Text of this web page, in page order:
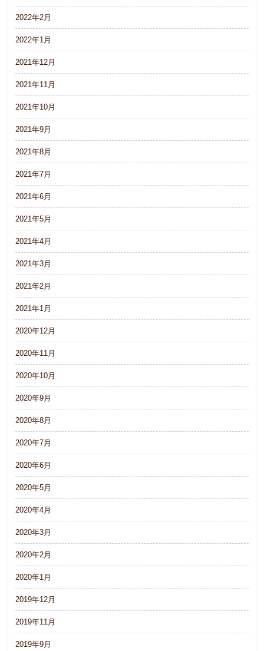
2022年2月
2022年1月
2021年12月
2021年11月
2021年10月
2021年9月
2021年8月
2021年7月
2021年6月
2021年5月
2021年4月
2021年3月
2021年2月
2021年1月
2020年12月
2020年11月
2020年10月
2020年9月
2020年8月
2020年7月
2020年6月
2020年5月
2020年4月
2020年3月
2020年2月
2020年1月
2019年12月
2019年11月
2019年9月